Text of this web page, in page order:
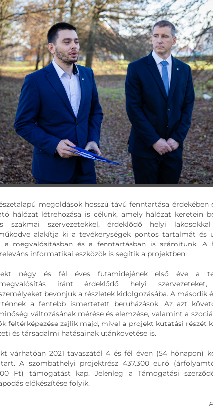
megoldások hosszú távú fenntartása
hálózat létrehozása is célunk, amely hálózat keretein
szakmai szervezetekkel, érdeklődő helyi lakosokkal
alakítja ki a tevékenységek pontos tartalmát és
a megvalósításban és a fenntartásban is számítunk. A
informatikai eszközök is segítik a projektben.
négy és fél éves futamidejének első éve a
iránt érdeklődő helyi
bevonjuk a részletek kidolgozásába. A második
a fentebb ismertetett beruházások. Az azt
változásának mérése és elemzése, valamint a
feltérképezése zajlik majd, mivel a projekt kutatási részét
és társadalmi hatásainak utánkövetése is.
várhatóan 2021 tavaszától 4 és fél éven (54 hónapon)
A szombathelyi projektrész 437.300 euró
Ft) támogatást kap. Jelenleg a Támogatási
előkészítése folyik.